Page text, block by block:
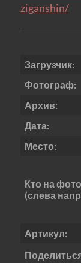
ziganshin/
Загрузчик:
Фотограф:
Архив:
Дата:
Место:
Кто на фото
(слева
Артикул: